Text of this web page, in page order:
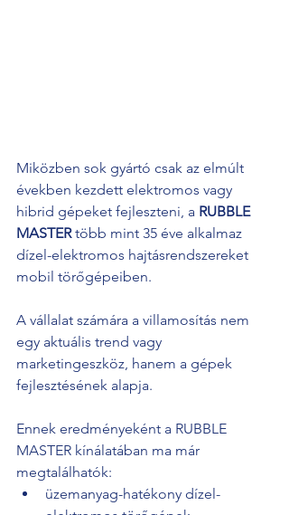
Miközben sok gyártó csak az elmúlt
években kezdett elektromos vagy
hibrid gépeket fejleszteni, a RUBBLE
MASTER több mint 35 éve alkalmaz
dízel-elektromos hajtásrendszereket
mobil törőgépeiben.
A vállalat számára a villamosítás nem
egy aktuális trend vagy
marketingeszköz, hanem a gépek
fejlesztésének alapja.
Ennek eredményeként a RUBBLE
MASTER kínálatában ma már
megtalálhatók:
üzemanyag-hatékony dízel-